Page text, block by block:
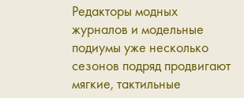
Редакторы модных
журналов и модельные
подиумы уже несколько
сезонов подряд продвигают
мягкие, тактильные